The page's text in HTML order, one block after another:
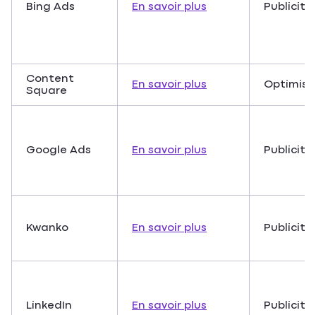
Bing Ads En savoir plus Publicité
Content
Square
En savoir plus
Google Ads En savoir plus Publicité
Kwanko En savoir plus Publicité
LinkedIn En savoir plus Publicité